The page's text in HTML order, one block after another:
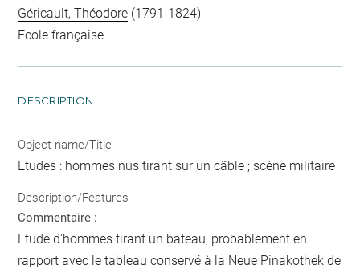
Géricault, Théodore (1791-1824)
Ecole française
DESCRIPTION
Object name/Title
Etudes : hommes nus tirant sur un câble ; scène militaire
Description/Features
Commentaire :
Etude d'hommes tirant un bateau, probablement en
rapport avec le tableau conservé à la Neue Pinakothek de